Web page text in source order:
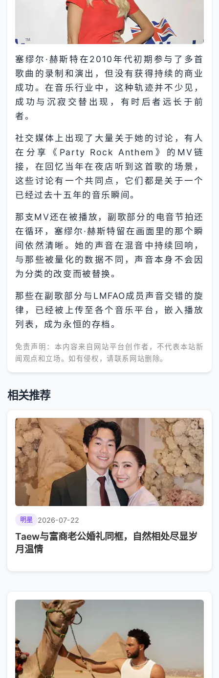
塞缪尔·赫斯特在2010年代初期参与了多首
歌曲的录制和演出，但没有获得持续的商业
成功。在音乐行业中，这种轨迹并不少见，
成功与沉寂交替出现，有时后者远长于前
者。
社交媒体上出现了大量关于她的讨论，有人
在分享《Party Rock Anthem》的MV链
接，在回忆当年在夜店听到这首歌的场景，
这些讨论有一个共同点，它们都是关于一个
已经过去十五年的音乐瞬间。
那支MV还在被播放，副歌部分的电音节拍还
在循环，塞缪尔·赫斯特留在画面里的那个瞬
间依然清晰。她的声音在混音中持续回响，
与那些被量化的数据不同，声音本身不会因
为分类的改变而被替换。
那些在副歌部分与LMFAO成员声音交错的旋
律，已经被上传至各个音乐平台，嵌入播放
列表，成为永恒的存档。
免责声明：本内容来自网站平台创作者，不代表本站新
闻观点和立场。如有侵权，请联系网站删除。
相关推荐
明星 2026-07-22
Taew与富商老公婚礼同框，自然相处尽显岁
月温情